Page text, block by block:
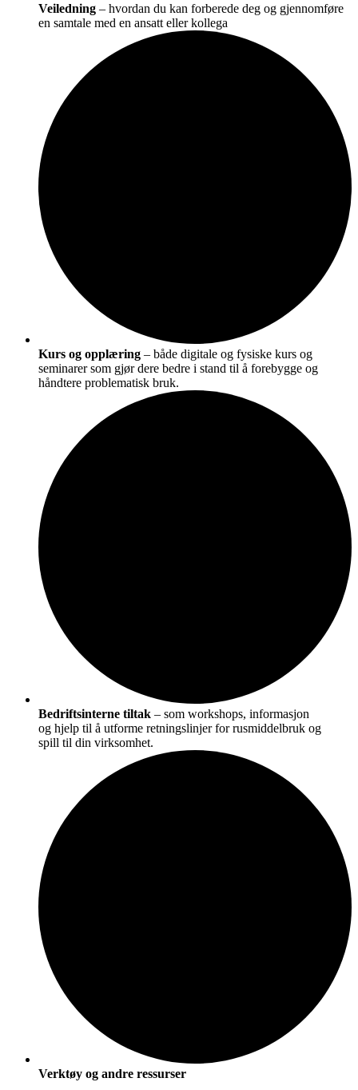
Veiledning – hvordan du kan forberede deg og gjennomføre
en samtale med en ansatt eller kollega
Kurs og opplæring – både digitale og fysiske kurs og
seminarer som gjør dere bedre i stand til å forebygge og
håndtere problematisk bruk.
Bedriftsinterne tiltak – som workshops, informasjon
og hjelp til å utforme retningslinjer for rusmiddelbruk og
spill til din virksomhet.
Verktøy og andre ressurser